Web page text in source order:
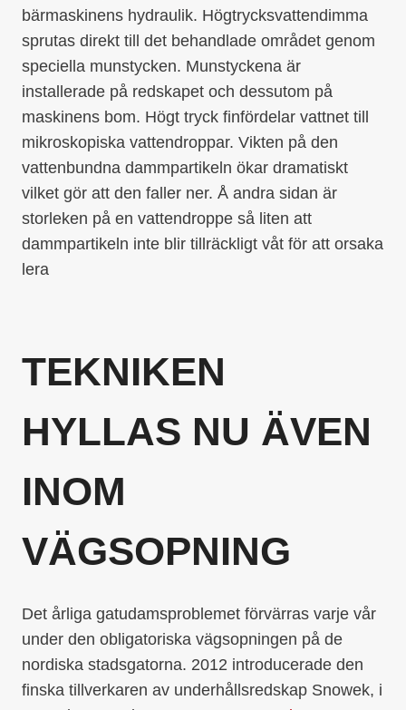
bärmaskinens hydraulik. Högtrycksvattendimma
sprutas direkt till det behandlade området genom
speciella munstycken. Munstyckena är
installerade på redskapet och dessutom på
maskinens bom. Högt tryck finfördelar vattnet till
mikroskopiska vattendroppar. Vikten på den
vattenbundna dammpartikeln ökar dramatiskt
vilket gör att den faller ner. Å andra sidan är
storleken på en vattendroppe så liten att
dammpartikeln inte blir tillräckligt våt för att orsaka
lera
TEKNIKEN
HYLLAS NU ÄVEN
INOM
VÄGSOPNING
Det årliga gatudamsproblemet förvärras varje vår
under den obligatoriska vägsopningen på de
nordiska stadsgatorna. 2012 introducerade den
finska tillverkaren av underhållsredskap Snowek, i